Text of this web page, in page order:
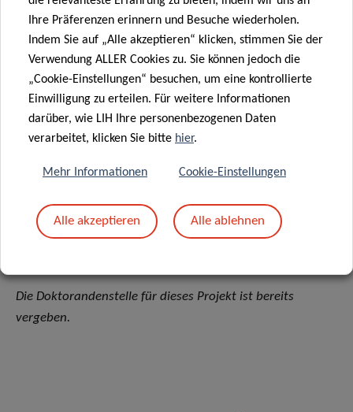
Schlagwörterder Forschungsschwerpunkte: chronische
Virusinfektionen, chronische Entzündung, Krebs, DNA-
Mutatoren, IFN-stimulierte Gene
Kooperationen
: Simon Wain-Hobson (Institut Pasteur,
Paris)
Chronische Entzündungen sind ein bedeutender Faktor in
der Entwicklung von Krebserkrankungen. Abgesehen von
Mechanismen, wie Entzündungen mit der Entwicklung von
Promotionsprojekt soll die Rolle von APOBEC3A, einem
DNA-Mutator, sowie dessen Rolle bei der Transformation
Die Doktorandenstelle für dieses Projekt ist bereits
vergeben.
Ihre Präferenzen erinnern und Besuche wiederholen.
Indem Sie auf „Alle akzeptieren“ klicken, stimmen Sie der
Verwendung ALLER Cookies zu. Sie können jedoch die
„Cookie-Einstellungen“ besuchen, um eine kontrollierte
Einwilligung zu erteilen. Für weitere Informationen
darüber, wie LIH Ihre personenbezogenen Daten
verarbeitet, klicken Sie bitte hier.
Mehr Informationen Cookie-Einstellungen
Alle akzeptieren Alle ablehnen